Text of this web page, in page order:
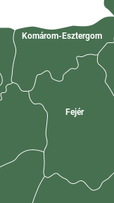
Fejér
Komárom-Esztergom